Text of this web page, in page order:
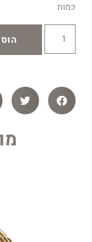
כמות